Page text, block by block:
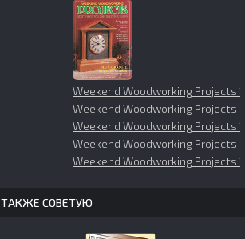
Weekend Woodworking Projects
Weekend Woodworking Projects
Weekend Woodworking Projects
Weekend Woodworking Projects
Weekend Woodworking Projects
ТАКЖЕ СОВЕТУЮ